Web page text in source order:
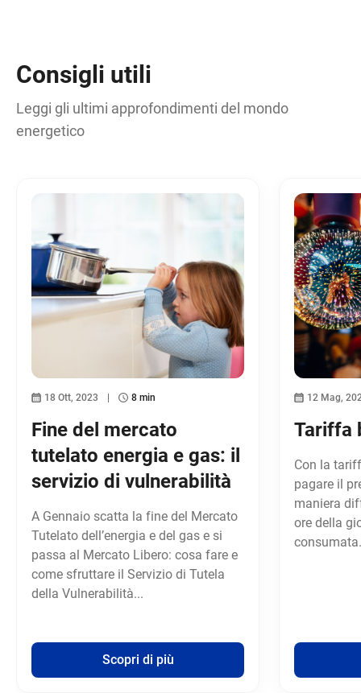
Consigli utili
Leggi gli ultimi approfondimenti del mondo
energetico
18 Ott, 2023 8 min
Fine del mercato
tutelato energia e gas: il
servizio di vulnerabilità
A Gennaio scatta la fine del Mercato
Tutelato dell’energia e del gas e si
passa al Mercato Libero: cosa fare e
come sfruttare il Servizio di Tutela
della Vulnerabilità...
Scopri di più
12 Mag,
Tariffa
Con la
pagare il
maniera
ore della